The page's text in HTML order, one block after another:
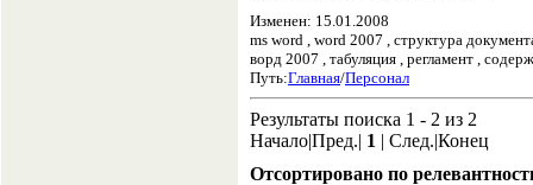
Изменен: 15.01.2008
ms word , word 2007 , структура
ворд 2007 , табуляция , регламент ,
Путь:Главная/Персонал
Результаты поиска 1 - 2 из 2
Начало|Пред.| 1 | След.|Конец
Отсортировано по